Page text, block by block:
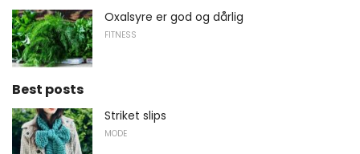
Oxalsyre er god og dårlig
FITNESS
Best posts
Striket slips
MODE